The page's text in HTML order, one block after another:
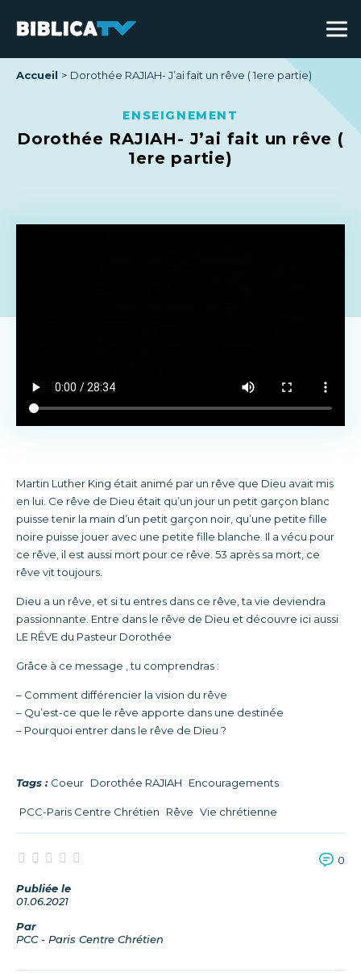
Accueil Dorothée RAJIAH- J’ai fait un rêve ( 1ere partie)
ENSEIGNEMENT
Dorothée RAJIAH- J’ai fait un rêve (
1ere partie)
Martin Luther King était animé par un rêve que Dieu avait mis
en lui. Ce rêve de Dieu était qu’un jour un petit garçon blanc
puisse tenir la main d’un petit garçon noir, qu’une petite fille
noire puisse jouer avec une petite fille blanche. Il a vécu pour
ce rêve, il est aussi mort pour ce rêve. 53 après sa mort, ce
rêve vit toujours.
Dieu a un rêve, et si tu entres dans ce rêve, ta vie deviendra
passionnante. Entre dans le rêve de Dieu et découvre ici aussi
LE RÊVE du Pasteur Dorothée
Grâce à ce message , tu comprendras :
– Comment différencier la vision du rêve
– Qu’est-ce que le rêve apporte dans une destinée
– Pourquoi entrer dans le rêve de Dieu ?
Tags : Coeur Dorothée RAJIAH Encouragements
PCC-Paris Centre Chrétien Rêve Vie chrétienne
0
Publiée le
01.06.2021
Par
PCC - Paris Centre Chrétien